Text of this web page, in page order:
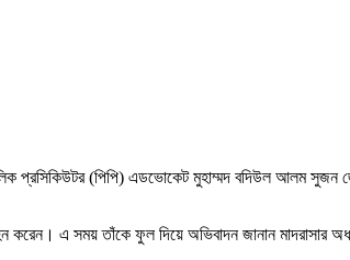
(পিপি) এডভোকেট মুহাম্মদ বদিউল আলম সুজন
করেন। এ সময় তাঁকে ফুল দিয়ে অভিবাদন জানান মাদরাসার